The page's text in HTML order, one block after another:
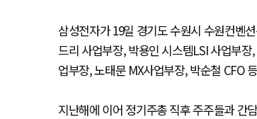
삼성전자가 19일 경기도 수원시 수원컨벤
드리 사업부장, 박용인 시스템LSI 사업부
업부장, 노태문 MX사업부장, 박순철 CFO
지난해에 이어 정기주총 직후 주주들과 간